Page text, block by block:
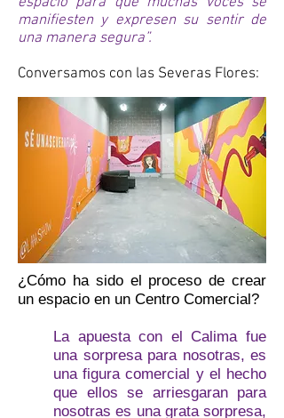
manifiesten y expresen su sentir de
una manera segura”.
Conversamos con las Severas Flores:
¿Cómo ha sido el proceso de crear
un espacio en un Centro Comercial?
La apuesta con el Calima fue
una sorpresa para nosotras, es
una figura comercial y el hecho
que ellos se arriesgaran para
nosotras es una grata sorpresa,